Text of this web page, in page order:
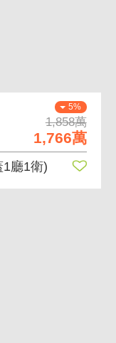
5%
1,858萬
1,766萬
廳1衛)